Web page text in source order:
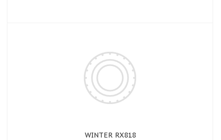
WINTER RX818